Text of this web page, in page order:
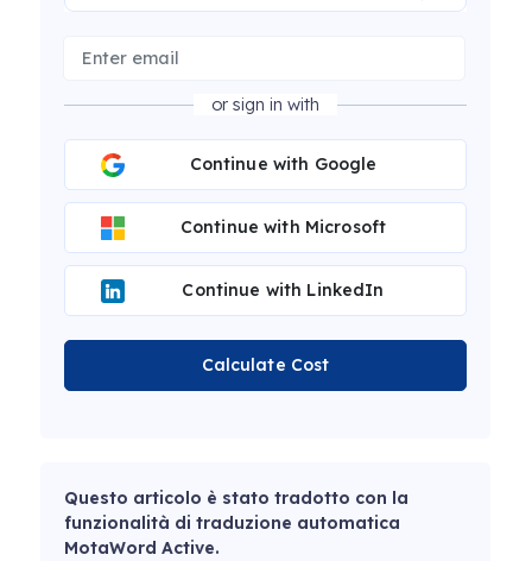
or sign in with
Continue with Google
Continue with Microsoft
Continue with LinkedIn
Calculate Cost
Questo articolo è stato tradotto con la
funzionalità di traduzione automatica
MotaWord Active.